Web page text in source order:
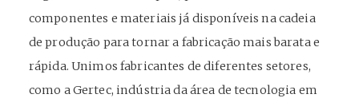
componentes e materiais já disponíveis na cadeia
de produção para tornar a fabricação mais barata e
rápida. Unimos fabricantes de diferentes setores,
como a Gertec, indústria da área de tecnologia em